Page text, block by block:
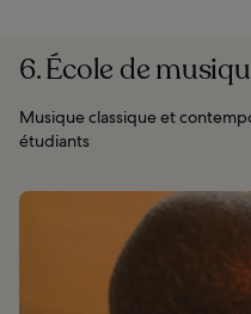
6. École de
Musique classique et
étudiants